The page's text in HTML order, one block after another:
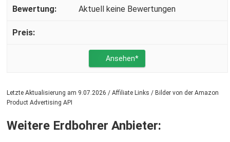
Aktuell keine Bewertungen
Ansehen*
Letzte Aktualisierung am 9.07.2026 / Affiliate Links / Bilder von der Amazon
Product Advertising API
Weitere Erdbohrer Anbieter: